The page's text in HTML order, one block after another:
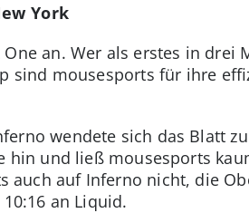
York
One an. Wer als erstes in
sind mousesports für ihre
wendete sich das Blatt
und ließ mousesports
auch auf Inferno nicht, die
an Liquid.